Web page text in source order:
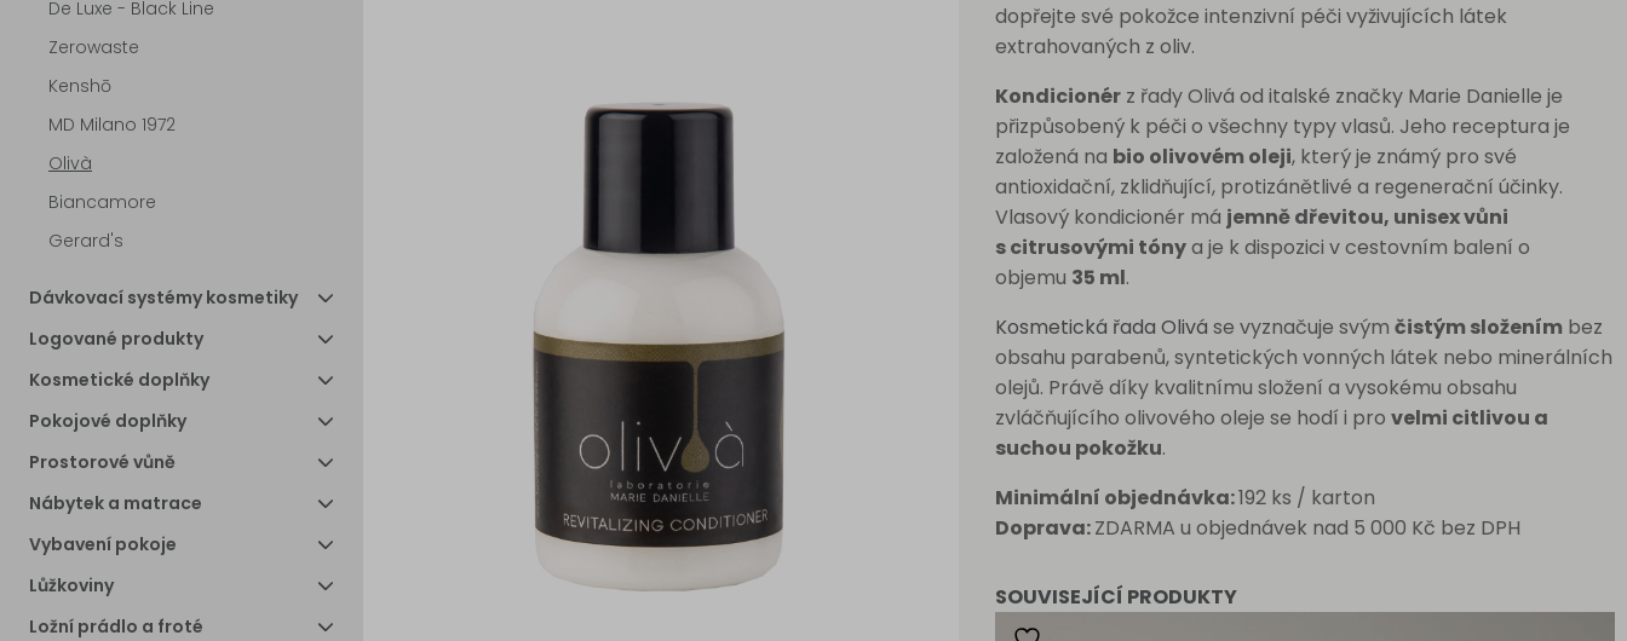
De Luxe - Black Line
Zerowaste
Kenshō
MD Milano 1972
Olivà
Biancamore
Gerard's
Dávkovací systémy kosmetiky
Logované produkty
Kosmetické doplňky
Pokojové doplňky
Prostorové vůně
Nábytek a matrace
Vybavení pokoje
Lůžkoviny
Ložní prádlo a froté
dopřejte své pokožce intenzivní péči vyživujících látek
extrahovaných z oliv.
Kondicionér z řady Olivá od italské značky Marie Danielle je
přizpůsobený k péči o všechny typy vlasů. Jeho receptura je
založená na bio olivovém oleji, který je známý pro své
antioxidační, zklidňující, protizánětlivé a regenerační účinky.
Vlasový kondicionér má jemně dřevitou, unisex vůni
s citrusovými tónya je k dispozici v cestovním balení o
objemu 35 ml.
Kosmetická řada Olivá se vyznačuje svým čistým složením bez
obsahu parabenů, syntetických vonných látek nebo minerálních
olejů. Právě díky kvalitnímu složení a vysokému obsahu
zvláčňujícího olivového oleje se hodí i pro velmi citlivou a
suchou pokožku.
Minimální objednávka:192 ks / karton
Doprava:ZDARMA u objednávek nad 5 000 Kč bez DPH
SOUVISEJÍCÍ PRODUKTY